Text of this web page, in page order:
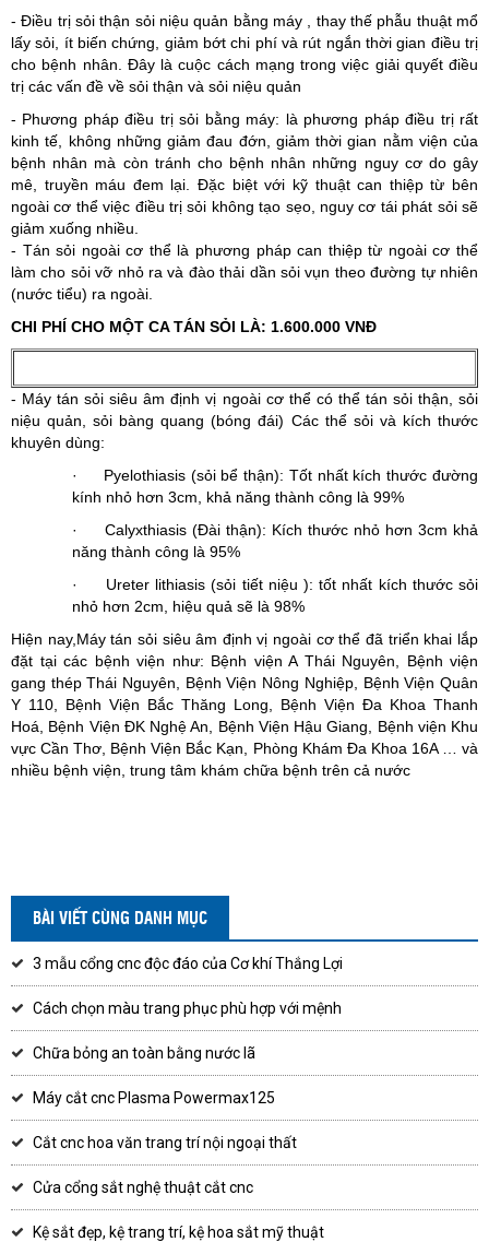
- Điều trị sỏi thận sỏi niệu quản bằng máy , thay thế phẫu thuật mổ
lấy sỏi, ít biến chứng, giảm bớt chi phí và rút ngắn thời gian điều trị
cho bệnh nhân. Đây là cuộc cách mạng trong việc giải quyết điều
trị các vấn đề về sỏi thận và sỏi niệu quản
- Phương pháp điều trị sỏi bằng máy: là phương pháp điều trị rất
kinh tế, không những giảm đau đớn, giảm thời gian nằm viện của
bệnh nhân mà còn tránh cho bệnh nhân những nguy cơ do gây
mê, truyền máu đem lại. Đặc biệt với kỹ thuật can thiệp từ bên
ngoài cơ thể việc điều trị sỏi không tạo sẹo, nguy cơ tái phát sỏi sẽ
giảm xuống nhiều.
- Tán sỏi ngoài cơ thể là phương pháp can thiệp từ ngoài cơ thể
làm cho sỏi vỡ nhỏ ra và đào thải dần sỏi vụn theo đường tự nhiên
(nước tiểu) ra ngoài.
CHI PHÍ CHO MỘT CA TÁN SỎI LÀ: 1.600.000 VNĐ
- Máy tán sỏi siêu âm định vị ngoài cơ thể có thể tán sỏi thận, sỏi
niệu quản, sỏi bàng quang (bóng đái) Các thể sỏi và kích thước
khuyên dùng:
· Pyelothiasis (sỏi bể thận): Tốt nhất kích thước đường
kính nhỏ hơn 3cm, khả năng thành công là 99%
· Calyxthiasis (Đài thận): Kích thước nhỏ hơn 3cm khả
năng thành công là 95%
· Ureter lithiasis (sỏi tiết niệu ): tốt nhất kích thước sỏi
nhỏ hơn 2cm, hiệu quả sẽ là 98%
Hiện nay,Máy tán sỏi siêu âm định vị ngoài cơ thể đã triển khai lắp
đặt tại các bệnh viện như: Bệnh viện A Thái Nguyên, Bệnh viện
gang thép Thái Nguyên, Bệnh Viện Nông Nghiệp, Bệnh Viện Quân
Y 110, Bệnh Viện Bắc Thăng Long, Bệnh Viện Đa Khoa Thanh
Hoá, Bệnh Viện ĐK Nghệ An, Bệnh Viện Hậu Giang, Bệnh viện Khu
vực Cần Thơ, Bệnh Viện Bắc Kạn, Phòng Khám Đa Khoa 16A … và
nhiều bệnh viện, trung tâm khám chữa bệnh trên cả nước
BÀI VIẾT CÙNG DANH MỤC
3 mẫu cổng cnc độc đáo của Cơ khí Thắng Lợi
Cách chọn màu trang phục phù hợp với mệnh
Chữa bỏng an toàn bằng nước lã
Máy cắt cnc Plasma Powermax125
Cắt cnc hoa văn trang trí nội ngoại thất
Cửa cổng sắt nghệ thuật cắt cnc
Kệ sắt đẹp, kệ trang trí, kệ hoa sắt mỹ thuật